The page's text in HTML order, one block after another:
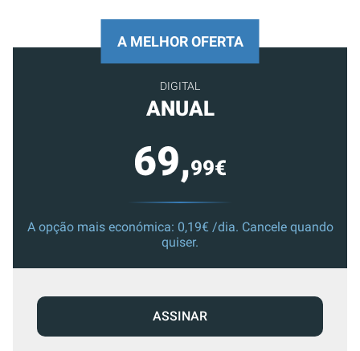
A MELHOR OFERTA
DIGITAL
ANUAL
69,99€
A opção mais económica: 0,19€ /dia. Cancele quando
quiser.
ASSINAR